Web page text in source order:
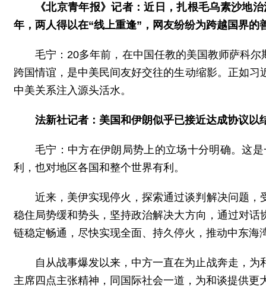
《北京青年报》记者：近日，扎根毛乌素沙地
年，两人得以在“线上重逢”，网友纷纷为跨越国界
毛宁：20多年前，在中国任教的美国教师萨科
跨国情谊，是中美民间友好交往的生动缩影。正如
中美关系注入源头活水。
法新社记者：美国和伊朗似乎已接近达成协议
毛宁：中方在伊朗局势上的立场十分明确。这
利，也对地区各国和整个世界有利。
近来，美伊实现停火，探索通过谈判解决问题
稳住局势缓和势头，坚持政治解决大方向，通过对
链稳定畅通，尽快实现全面、持久停火，推动中东海
自从战事爆发以来，中方一直在为止战奔走，
主席四点主张精神，同国际社会一道，为和谈提供